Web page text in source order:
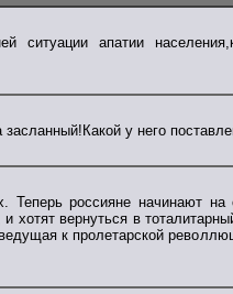
апатии
у него
Теперь россияне начинают
хотят вернуться в
к пролетарской